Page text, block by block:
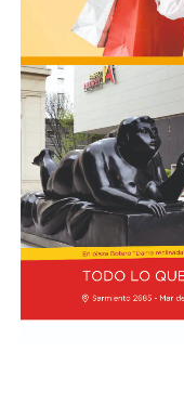
Luego se refirió al
Muerta junto al
presidente de YPF,
la directora del FMI
pueblo argentino,
dijo y agregó:
nacional, para la
comprar y adquirir a
nacionales".
Además, el
yacimiento